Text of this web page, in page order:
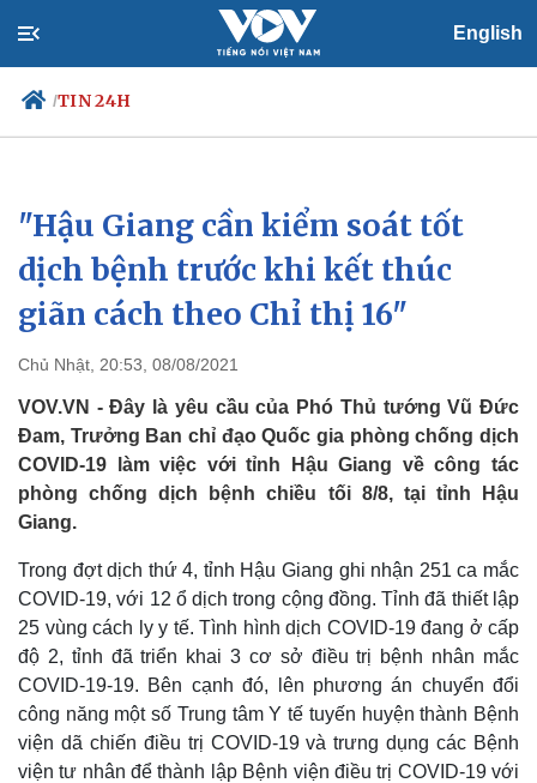
English
/TIN 24H
Chính trị
Đảng
Tổ chức nhân sự
Quốc hội
Nhận diện sự thật
Xã hội
Tin 24h
Dự báo thời tiết
Giáo dục
Dấu ấn VOV
"Hậu Giang cần kiểm soát tốt
dịch bệnh trước khi kết thúc
giãn cách theo Chỉ thị 16"
Chủ Nhật, 20:53, 08/08/2021
VOV.VN - Đây là yêu cầu của Phó Thủ tướng Vũ Đức
Đam, Trưởng Ban chỉ đạo Quốc gia phòng chống dịch
COVID-19 làm việc với tỉnh Hậu Giang về công tác
phòng chống dịch bệnh chiều tối 8/8, tại tỉnh Hậu
Giang.
Trong đợt dịch thứ 4, tỉnh Hậu Giang ghi nhận 251 ca mắc
COVID-19, với 12 ổ dịch trong cộng đồng. Tỉnh đã thiết lập
25 vùng cách ly y tế. Tình hình dịch COVID-19 đang ở cấp
độ 2, tỉnh đã triển khai 3 cơ sở điều trị bệnh nhân mắc
COVID-19-19. Bên cạnh đó, lên phương án chuyển đổi
công năng một số Trung tâm Y tế tuyến huyện thành Bệnh
viện dã chiến điều trị COVID-19 và trưng dụng các Bệnh
viện tư nhân để thành lập Bệnh viện điều trị COVID-19 với